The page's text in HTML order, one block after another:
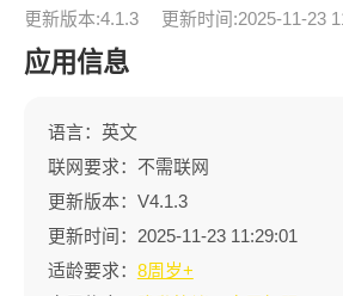
更新版本:4.1.3 更新时间:2025-11-23
应用信息
语言：英文
联网要求：不需联网
更新版本：V4.1.3
更新时间：2025-11-23 11:29:01
适龄要求： 8周岁+